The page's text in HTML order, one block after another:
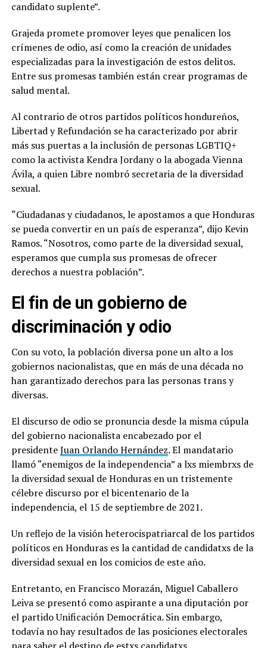
candidato suplente”.
Grajeda promete promover leyes que penalicen los
crímenes de odio, así como la creación de unidades
especializadas para la investigación de estos delitos.
Entre sus promesas también están crear programas de
salud mental.
Al contrario de otros partidos políticos hondureños,
Libertad y Refundación se ha caracterizado por abrir
más sus puertas a la inclusión de personas LGBTIQ+
como la activista Kendra Jordany o la abogada Vienna
Ávila, a quien Libre nombró secretaria de la diversidad
sexual.
“Ciudadanas y ciudadanos, le apostamos a que Honduras
se pueda convertir en un país de esperanza”, dijo Kevin
Ramos. “Nosotros, como parte de la diversidad sexual,
esperamos que cumpla sus promesas de ofrecer
derechos a nuestra población”.
El fin de un gobierno de
discriminación y odio
Con su voto, la población diversa pone un alto a los
gobiernos nacionalistas, que en más de una década no
han garantizado derechos para las personas trans y
diversas.
El discurso de odio se pronuncia desde la misma cúpula
del gobierno nacionalista encabezado por el
presidenteJuan Orlando Hernández. El mandatario
llamó “enemigos de la independencia” a lxs miembrxs de
la diversidad sexual de Honduras en un tristemente
célebre discurso por el bicentenario de la
independencia, el 15 de septiembre de 2021.
Un reflejo de la visión heterocispatriarcal de los partidos
políticos en Honduras es la cantidad de candidatxs de la
diversidad sexual en los comicios de este año.
Entretanto, en Francisco Morazán, Miguel Caballero
Leiva se presentó como aspirante a una diputación por
el partido Unificación Democrática. Sin embargo,
todavía no hay resultados de las posiciones electorales